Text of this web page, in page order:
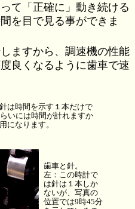
て「正確に」動き続ける
を目で見る事ができま
ますから、調速機の性能
良くなるように歯車で速
は時間を示す１本だけで
いには時間が計れますか
になります。
歯車と針。
左：この時計で
は針は１本しか
ないが、写真の
位置では9時45分